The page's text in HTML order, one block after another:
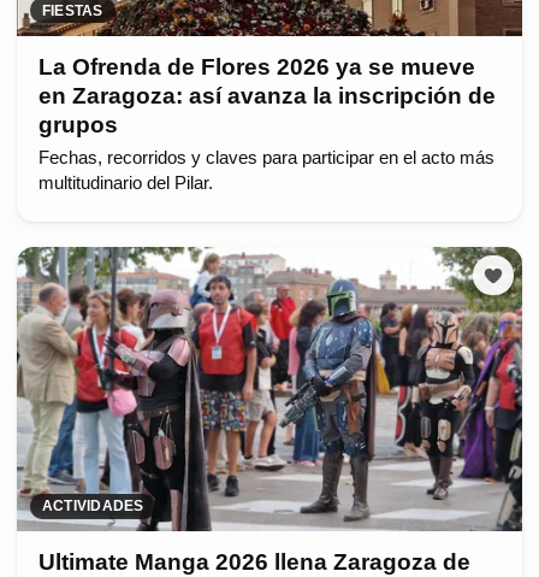
FIESTAS
La Ofrenda de Flores 2026 ya se mueve
en Zaragoza: así avanza la inscripción de
grupos
Fechas, recorridos y claves para participar en el acto más
multitudinario del Pilar.
ACTIVIDADES
Ultimate Manga 2026 llena Zaragoza de